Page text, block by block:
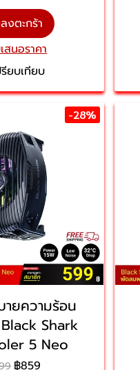
งตะกร้า
สนอราคา
ยบเทียบ
-28%
ยความร้อน
Shark
5 Neo
฿859